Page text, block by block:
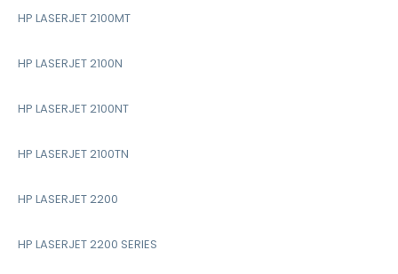
HP LASERJET 2100MT
HP LASERJET 2100N
HP LASERJET 2100NT
HP LASERJET 2100TN
HP LASERJET 2200
HP LASERJET 2200 SERIES